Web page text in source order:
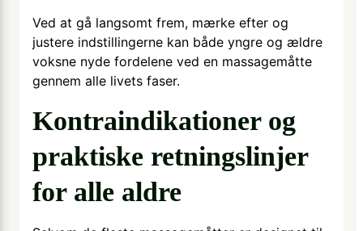
Ved at gå langsomt frem, mærke efter og
justere indstillingerne kan både yngre og ældre
voksne nyde fordelene ved en massagemåtte
gennem alle livets faser.
Kontraindikationer og
praktiske retningslinjer
for alle aldre